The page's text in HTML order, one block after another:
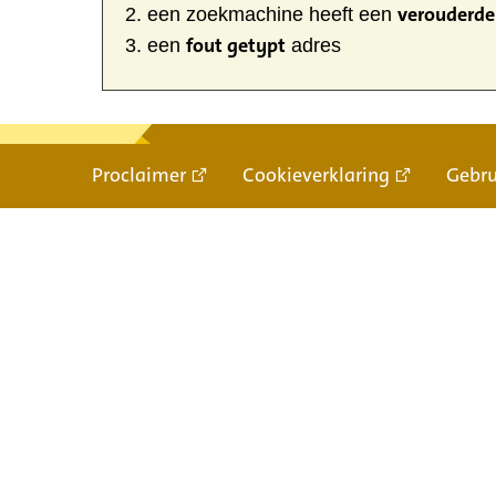
een zoekmachine heeft een
een fout getypt adres
Proclaimer Cookieverklaring